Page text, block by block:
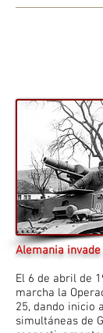
Alemania
El 6 de abril de
marcha la
25, dando inicio
simultáneas de